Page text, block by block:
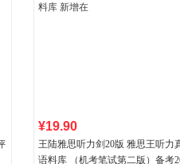
¥19.90
王陆雅思听力剑20版 雅思王听力
语料库 （机考笔试第二版）备考